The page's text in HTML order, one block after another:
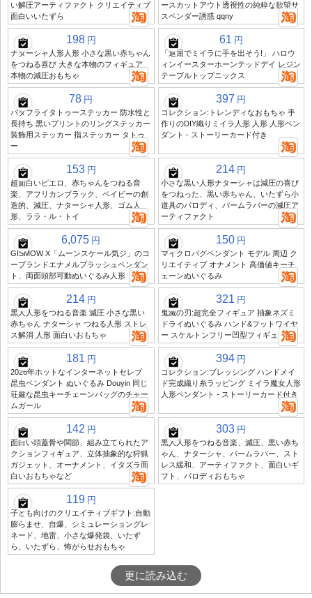
い解圧アーティファクト クリエイティブ
面白いいたずら
ースカットアウト透視性の純粋な欲望サ
スペンダー誘惑 qqny
198 円
ナターシャ人形人形 小さな黒い赤ちゃん
をつねる喜び 大きな本物のフィギュア
本物の減圧おもちゃ
61 円
「退屈でミイラに手を出そう!」 ハロウ
ィンイースターホーンテッドデイ レジン
テーブルトップニックス
78 円
バタフライタトゥーステッカー 防水性と
長持ち 黒いプリントのリングステッカー
装飾用ステッカー 指ステッカー タトゥ
ー
397 円
コレクション:トレンディなおもちゃ 手
作りのDIY織りミイラ人形 人形 人形ペン
ダント - ストーリーカード付き
153 円
超面白いピエロ、赤ちゃんをつねる音
楽、アフリカンブラック、ベイビーの創
造的、減圧、ナターシャ人形、ゴム人
形、ララ・ル・トイ
214 円
小さな黒い人形ナターシャは減圧の喜び
をつねった、黒い赤ちゃん、いたずら小
道具のパロディ、パームラバーの減圧ア
ーティファクト
6,075 円
GISMOW X「ムーンスケール気ジ」のコ
ーブランドエナメルプラッシュペンダン
ト、両面頭部可動ぬいぐるみ人形
150 円
マイクロバグペンダント モデル 周辺 ク
リエイティブ オナメント 高価値キーチ
ェーンぬいぐるみ
214 円
黒人人形をつねる音楽 減圧 小さな黒い
赤ちゃん ナターシャ つねる人形 ストレ
ス解消 人形 面白いおもちゃ
321 円
鬼滅の刃:超完全フィギュア 抽象ネズミ
ドライぬいぐるみ ハンド&フットワイヤ
ー スケルトンフリー凹型フィギュア
181 円
2026年ホットなインターネットセレブ
昆虫ペンダント ぬいぐるみ Douyin 同じ
荘厳な昆虫キーチェーンバッグのチャー
ムガール
394 円
コレクション:ブレッシング ハンドメイ
ド完成織り糸ラッピング ミイラ魔女人形
人形ペンダント - ストーリーカード付き
142 円
面白い頭蓋骨や関節、組み立てられたア
クションフィギュア、立体抽象的な狩猟
ガジェット、オーナメント、イタズラ面
白いおもちゃなど
303 円
黒人人形をつねる音楽、減圧、黒い赤ち
ゃん、ナターシャ、パームラバー、スト
レス緩和、アーティファクト、面白いギ
フト、パロディおもちゃ
119 円
子ども向けのクリエイティブギフト:自動
膨らませ、自爆、シミュレーショングレ
ネード、地雷、小さな爆発袋、いたず
ら、いたずら、怖がらせおもちゃ
更に読み込む